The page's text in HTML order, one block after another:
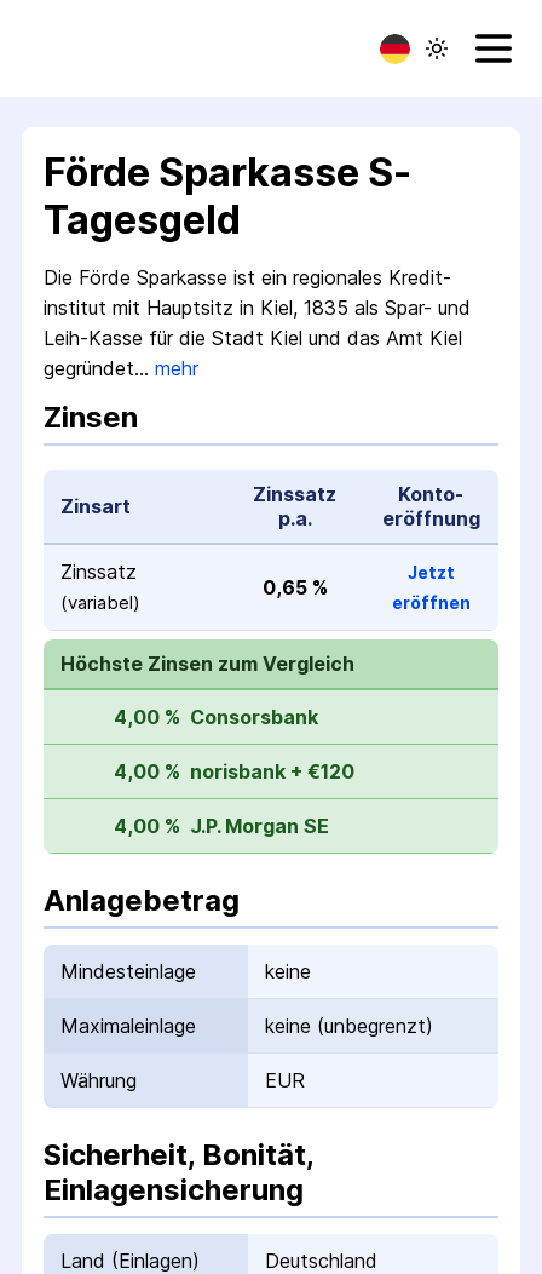
Förde Sparkasse S-
Tagesgeld
Die Förde Sparkasse ist ein regionales Kredit­
institut mit Hauptsitz in Kiel, 1835 als Spar- und
Leih-Kasse für die Stadt Kiel und das Amt Kiel
gegründet… mehr
Zinsen
Zinsart
Zinssatz
p.a.
Konto­
eröffnung
Zinssatz
(variabel)
0,65 %
Jetzt
eröffnen
Höchste Zinsen zum Vergleich
4,00 % Consorsbank
4,00 % norisbank + €120
4,00 % J.P. Morgan SE
Anlagebetrag
Mindesteinlage keine
Maximaleinlage keine (unbegrenzt)
Währung EUR
Sicherheit, Bonität,
Einlagensicherung
Land (Einlagen) Deutschland